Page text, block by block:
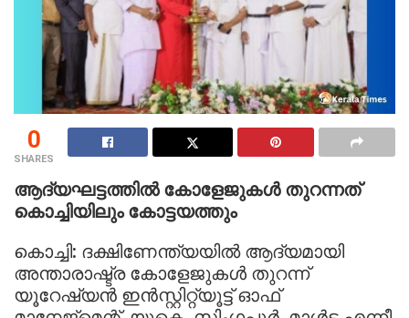
0
SHARES
ആദ്യഘട്ടത്തില്‍ കോളേജുകള്‍ തുറന്നത്
കൊച്ചിയിലും കോട്ടയത്തും
കൊച്ചി: ദക്ഷിണേന്ത്യയില്‍ ആദ്യമായി
അന്താരാഷ്ട്ര കോളേജുകള്‍ തുറന്ന്
യൂറേഷ്യന്‍ ഇന്‍സ്റ്റിറ്റ്യൂട്ട് ഓഫ്